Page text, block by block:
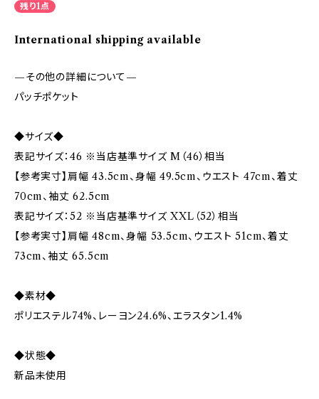
残り1点
International shipping available
—その他の詳細について—
パッチポケット
◆サイズ◆
表記サイズ：46 ※当店基準サイズ M（46）相当
【参考実寸】肩幅 43.5cm、身幅 49.5cm、ウエスト 47cm、着丈
70cm、袖丈 62.5cm
表記サイズ：52 ※当店基準サイズ XXL（52）相当
【参考実寸】肩幅 48cm、身幅 53.5cm、ウエスト 51cm、着丈
73cm、袖丈 65.5cm
◆素材◆
ポリエステル74%、レーヨン24.6%、エラスタン1.4%
◆状態◆
新品未使用